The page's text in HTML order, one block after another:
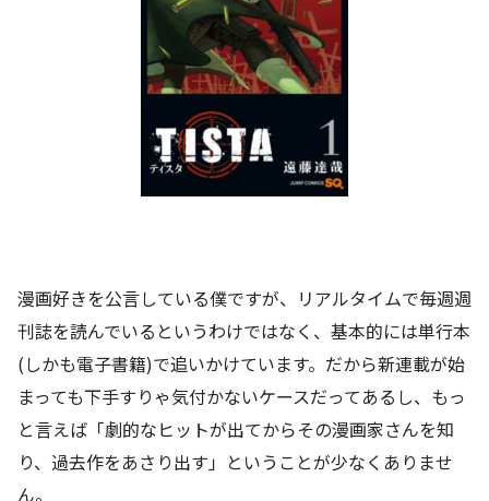
漫画好きを公言している僕ですが、リアルタイムで毎週週
刊誌を読んでいるというわけではなく、基本的には単行本
(しかも電子書籍)で追いかけています。だから新連載が始
まっても下手すりゃ気付かないケースだってあるし、もっ
と言えば「劇的なヒットが出てからその漫画家さんを知
り、過去作をあさり出す」ということが少なくありませ
ん。